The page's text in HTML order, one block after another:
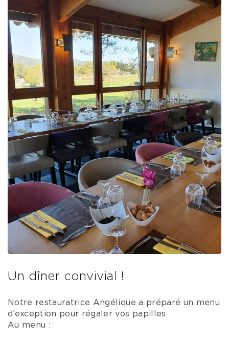
Un dîner convivial !
Notre restauratrice Angélique a préparé un menu
d’exception pour régaler vos papilles.
Au menu :